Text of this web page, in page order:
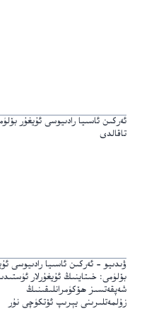
ئەركىن ئاسىيا رادىيوسى ئۇيغۇر
تاقالدى
ۋىدىيو – ئەركىن ئاسىيا رادىيوسى
بۆلۈمى: خىتاينىڭ ئۇيغۇرلار
شەپقەتسىز ھۆكۈمرانلىقىنىڭ
زۇلمەتلىرىنى يېرىپ ئۆتكۈچى نۇر